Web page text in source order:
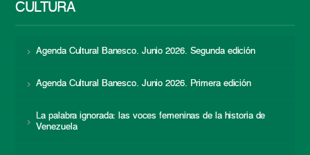
CULTURA
Agenda Cultural Banesco. Junio 2026. Segunda edición
Agenda Cultural Banesco. Junio 2026. Primera edición
La palabra ignorada: las voces femeninas de la historia de
Venezuela